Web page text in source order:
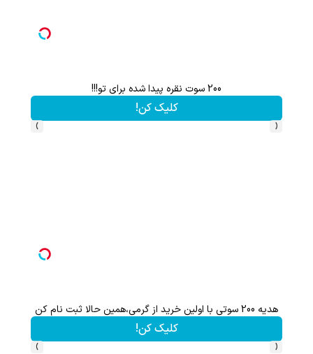
200 سوت نقره پیدا شده برای تو!!!
کلیک کن!
‹
›
هدیه 200 سوتی با اولین خرید از گرمی،همین حالا ثبت نام کن
کلیک کن!
‹
›